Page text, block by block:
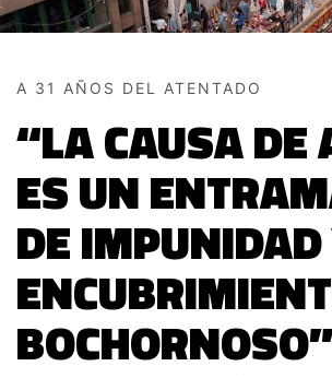
A 31 AÑOS DEL ATENTADO
“LA CAUSA DE
ES UN
DE